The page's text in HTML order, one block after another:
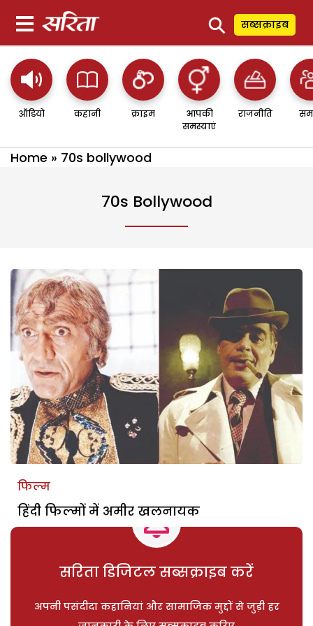
⚲ सब्सक्राइब
ऑडियो कहानी क्राइम
आपकी
समस्याएं
राजनीति
Home » 70s bollywood
70s Bollywood
फिल्म
हिंदी फिल्मों में अमीर खलनायक
सरिता डिजिटल सब्सक्राइब करें
अपनी पसंदीदा कहानियां और सामाजिक मुद्दों से जुड़ी हर